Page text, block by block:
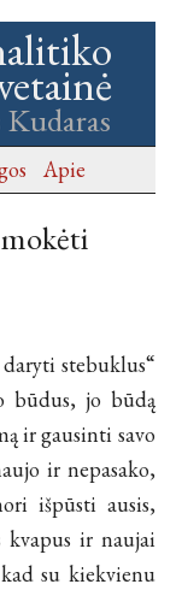
Kudaras
Apie
stebuklus“
būdus, jo būdą
ir gausinti savo
ir nepasako,
išpūsti ausis,
ir naujai
su kiekvienu